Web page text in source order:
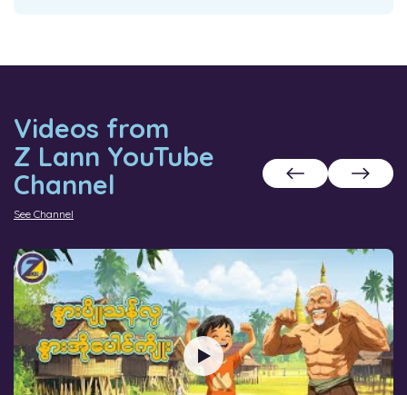
Videos from
Z Lann YouTube
Channel
See Channel